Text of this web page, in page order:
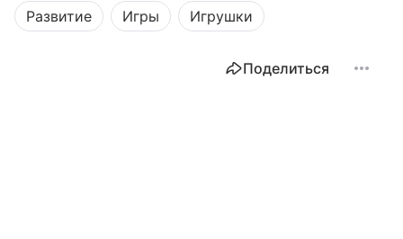
Развитие Игры Игрушки
Поделиться